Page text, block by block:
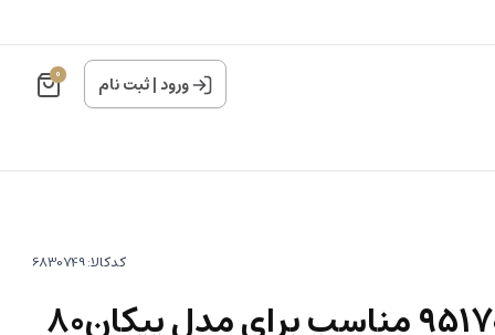
ورود|ثبت نام 0
کدکالا:
کابل کلاچ کد 95170906 مناسب برای مدل پیکان80